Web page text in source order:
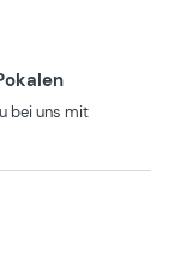
bei uns mit